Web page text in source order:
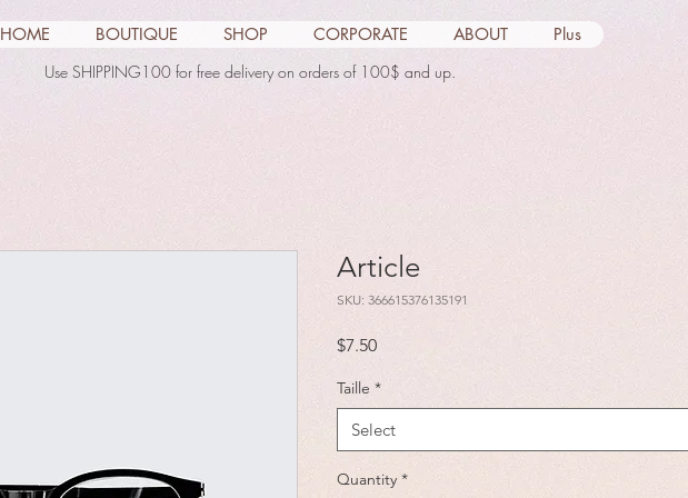
HOME BOUTIQUE SHOP CORPORATE ABOUT
Plus
Use SHIPPING100 for free delivery on orders of 100$ and up.
Article
SKU: 366615376135191
$7.50Price
Taille *
Select
Quantity *